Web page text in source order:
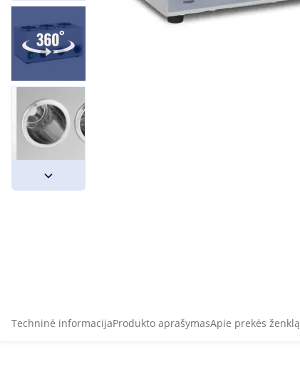
Techninė informacijaProdukto aprašymasApie prekės ženklą